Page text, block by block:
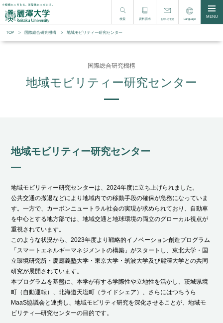
検索 資料請求 お問い合わせ Language MENU
TOP 国際総合研究機構 地域モビリティー研究センター
国際総合研究機構
地域モビリティー研究センター
地域モビリティー研究センター
地域モビリティー研究センターは、2024年度に立ち上げられました。
公共交通の撤退などにより地域内での移動手段の確保が急務になっていま
す。一方で、カーボンニュートラル社会の実現が求められており、自動車
を中心とする地方部では、地域交通と地球環境の両立のグローカル視点が
重視されています。
このような状況から、2023年度より戦略的イノベーション創造プログラム
「スマートエネルギーマネジメントの構築」がスタートし、東北大学・国
立環境研究所・慶應義塾大学・東京大学・筑波大学及び麗澤大学との共同
研究が展開されています。
本プログラムを基盤に、本学が有する学際性や立地性を活かし、茨城県境
町（自動運転）、北海道天塩町（ライドシェア）、さらにはつちうら
MaaS協議会と連携し、地域モビリティ研究を深化させることが、地域モ
ビリティ―研究センターの目的です。